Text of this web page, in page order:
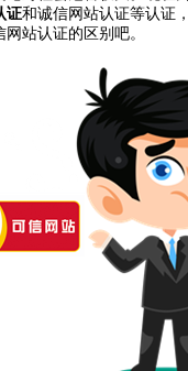
证和诚信网站认证等认证
站认证的区别吧。